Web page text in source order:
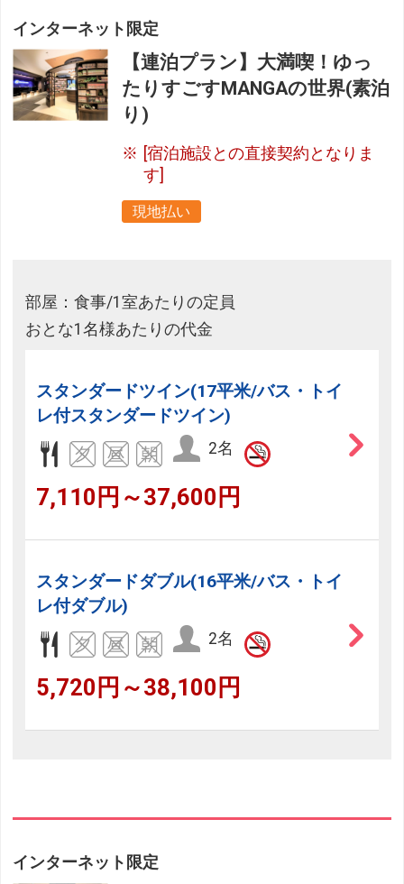
インターネット限定
【連泊プラン】大満喫！ゆっ
たりすごすMANGAの世界(素泊
り)
[宿泊施設との直接契約となりま
す]
現地払い
部屋：食事/1室あたりの定員
おとな1名様あたりの代金
スタンダードツイン(17平米/バス・トイ
レ付スタンダードツイン)
2名
7,110円～37,600円
スタンダードダブル(16平米/バス・トイ
レ付ダブル)
2名
5,720円～38,100円
インターネット限定